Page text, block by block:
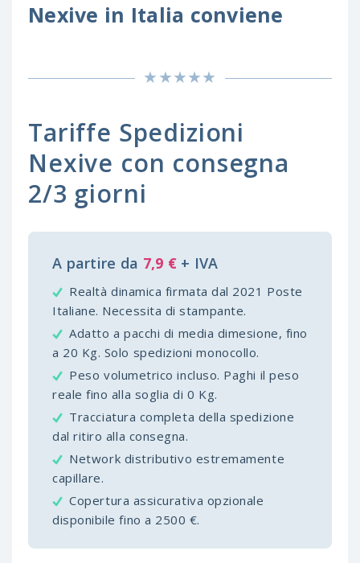
Nexive in Italia conviene
Tariffe Spedizioni
Nexive con consegna
2/3 giorni
A partire da 7,9 €+ IVA
Realtà dinamica firmata dal 2021 Poste
Italiane. Necessita di stampante.
Adatto a pacchi di media dimesione, fino
a 20 Kg. Solo spedizioni monocollo.
Peso volumetrico incluso. Paghi il peso
reale fino alla soglia di 0 Kg.
Tracciatura completa della spedizione
dal ritiro alla consegna.
Network distributivo estremamente
capillare.
Copertura assicurativa opzionale
disponibile fino a 2500 €.